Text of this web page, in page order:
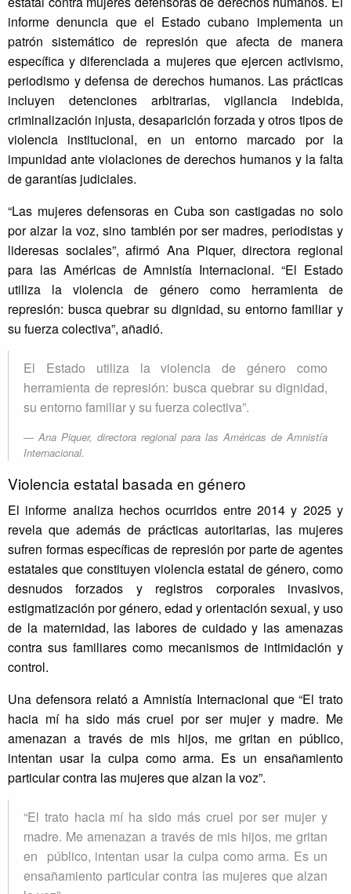
informe denuncia que el Estado cubano implementa un
patrón sistemático de represión que afecta de manera
específica y diferenciada a mujeres que ejercen activismo,
periodismo y defensa de derechos humanos. Las prácticas
incluyen detenciones arbitrarias, vigilancia indebida,
criminalización injusta, desaparición forzada y otros tipos de
violencia institucional, en un entorno marcado por la
impunidad ante violaciones de derechos humanos y la falta
de garantías judiciales.
“Las mujeres defensoras en Cuba son castigadas no solo
por alzar la voz, sino también por ser madres, periodistas y
lideresas sociales”, afirmó Ana Piquer, directora regional
para las Américas de Amnistía Internacional. “El Estado
utiliza la violencia de género como herramienta de
represión: busca quebrar su dignidad, su entorno familiar y
su fuerza colectiva”, añadió.
El Estado utiliza la violencia de género como
herramienta de represión: busca quebrar su dignidad,
su entorno familiar y su fuerza colectiva”.
Ana Piquer, directora regional para las Américas de Amnistía
Internacional.
Violencia estatal basada en género
El informe analiza hechos ocurridos entre 2014 y 2025 y
revela que además de prácticas autoritarias, las mujeres
sufren formas específicas de represión por parte de agentes
estatales que constituyen violencia estatal de género, como
desnudos forzados y registros corporales invasivos,
estigmatización por género, edad y orientación sexual, y uso
de la maternidad, las labores de cuidado y las amenazas
contra sus familiares como mecanismos de intimidación y
control.
Una defensora relató a Amnistía Internacional que “El trato
hacia mí ha sido más cruel por ser mujer y madre. Me
amenazan a través de mis hijos, me gritan en público,
intentan usar la culpa como arma. Es un ensañamiento
particular contra las mujeres que alzan la voz”.
“El trato hacia mí ha sido más cruel por ser mujer y
madre. Me amenazan a través de mis hijos, me gritan
en público, intentan usar la culpa como arma. Es un
ensañamiento particular contra las mujeres que alzan